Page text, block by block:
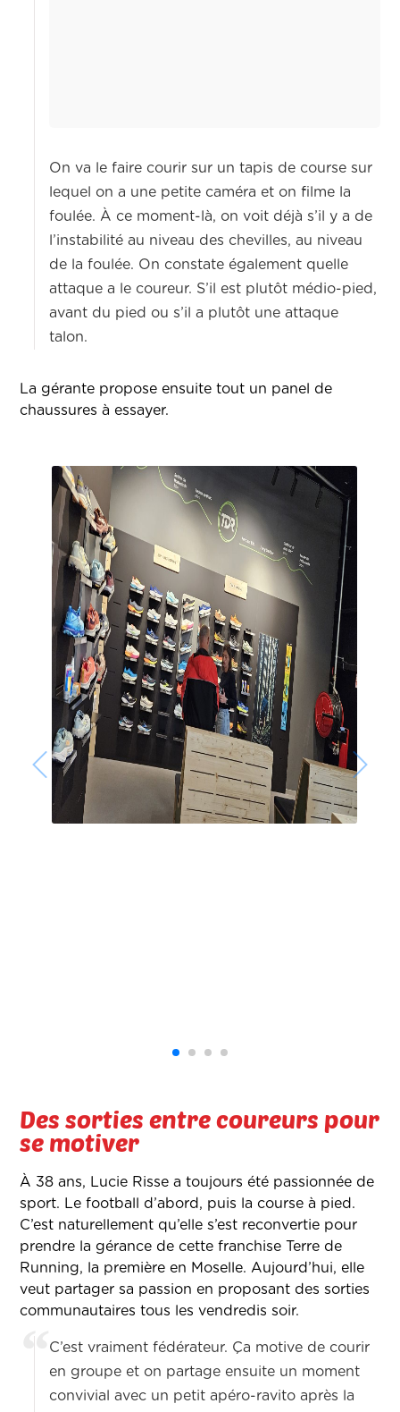
On va le faire courir sur un tapis de course sur
lequel on a une petite caméra et on filme la
foulée. À ce moment-là, on voit déjà s’il y a de
l’instabilité au niveau des chevilles, au niveau
de la foulée. On constate également quelle
attaque a le coureur. S’il est plutôt médio-pied,
avant du pied ou s’il a plutôt une attaque
talon.
La gérante propose ensuite tout un panel de
chaussures à essayer.
Des sorties entre coureurs pour
se motiver
À 38 ans, Lucie Risse a toujours été passionnée de
sport. Le football d’abord, puis la course à pied.
C’est naturellement qu’elle s’est reconvertie pour
prendre la gérance de cette franchise Terre de
Running, la première en Moselle. Aujourd’hui, elle
veut partager sa passion en proposant des sorties
communautaires tous les vendredis soir.
C’est vraiment fédérateur. Ça motive de courir
en groupe et on partage ensuite un moment
convivial avec un petit apéro-ravito après la